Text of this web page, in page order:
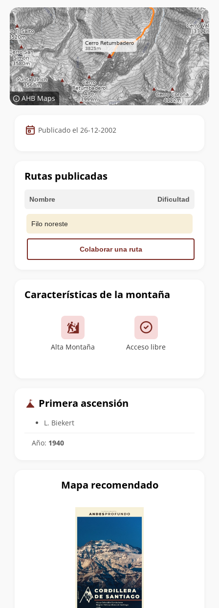
AHB Maps
Datos
de
cumbre
Publicado el 26-12-2002
Características de la montaña
Alta Montaña Acceso libre
Primera ascensión
L. Biekert
Año: 1940
Rutas publicadas
Nombre Dificultad
Filo noreste
Colaborar una ruta
Mapa recomendado